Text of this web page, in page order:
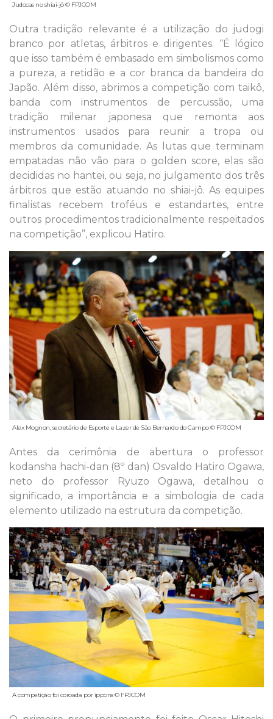
Judocas no shiai-jô © FPJCOM
Outra tradição relevante é a utilização do judogi
branco por atletas, árbitros e dirigentes. “É lógico
que isso também é embasado em simbolismos como
a pureza, a retidão e a cor branca da bandeira do
Japão. Além disso, abrimos a competição com taikô,
banda com instrumentos de percussão, uma
tradição milenar japonesa que remonta aos
instrumentos usados para reunir a tropa ou
membros da comunidade. As lutas que terminam
empatadas não vão para o golden score, elas são
decididas no hantei, ou seja, no julgamento dos três
árbitros que estão atuando no shiai-jô. As equipes
finalistas recebem troféus e estandartes, entre
outros procedimentos tradicionalmente respeitados
na competição”, explicou Hatiro.
Alex Mognon, secretário de Esporte e Lazer de São Bernardo do Campo © FPJCOM
Antes da cerimônia de abertura o professor
kodansha hachi-dan (8º dan) Osvaldo Hatiro Ogawa,
neto do professor Ryuzo Ogawa, detalhou o
significado, a importância e a simbologia de cada
elemento utilizado na estrutura da competição.
A competição foi coroada por ippons © FPJCOM